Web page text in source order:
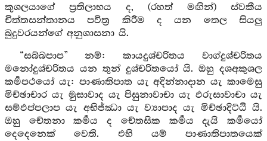
කුශලයාගේ ප්‍රතිලාභය ද, (රහත් මඟින්) ස්වකීය
චිත්තසන්තානය පවිත්‍ර කිරීම ද යන තෙල සියලු
බුදුවරයන්ගේ අනුශාසනා යි.
“සබ්බපාප” නම්: කායදුශ්චරිතය වාග්දුශ්චරිතය
මනෝදුශ්චරිතය යන තුන් දුශ්චරිතයෝ යි. ඔහු දශඅකුශල
කර්‍මපථයෝ යැ: පාණාතිපාත යැ අදින්නාදාන යැ කාමෙසු
මිච්ඡාචාර යැ මුසාවාද යැ පිසුනාවාචා යැ ඵරුසාවාචා යැ
සම්ඵප්පලාප යැ අභිජ්ඣා යැ ව්‍යාපාද යැ මිච්ඡාදිට්ඨි යි.
ඔහු චේතනා කර්‍මය ද චේතසික කර්‍මය දැයි කර්‍මයෝ
දෙදෙනෙක් වෙති. එහි යම් පාණාතිපාතයෙක්